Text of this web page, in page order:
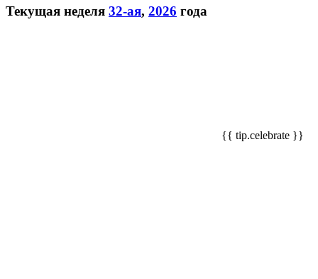
Текущая неделя 32-ая, 2026 года
{{ tip.celebrate }}